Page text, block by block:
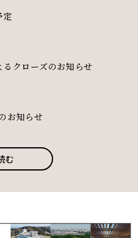
定
クローズのお知らせ
お知らせ
む